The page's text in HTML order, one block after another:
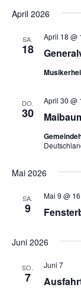
April 2026
SA.
18
April 18 @
DO.
30
April 30 @
Mai 2026
SA.
9
Mai 9 @
Juni 2026
SO.
7
Juni 7